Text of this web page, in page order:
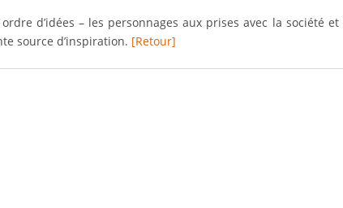
d’idées – les personnages aux prises avec la société
source d’inspiration. [Retour]